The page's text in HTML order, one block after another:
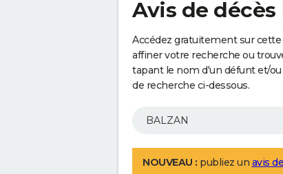
Avis de décès
Accédez gratuitement sur cette
affiner votre recherche ou
tapant le nom d'un défunt et/
de recherche ci-dessous.
NOUVEAU : publiez un avis